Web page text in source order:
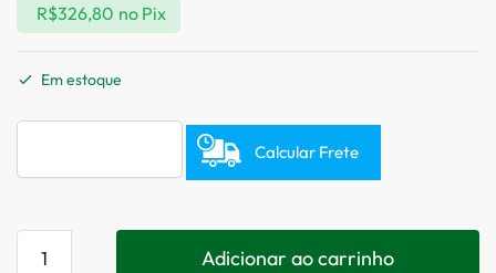
R$326,80 no Pix
Em estoque
Calcular Frete
Adicionar ao carrinho